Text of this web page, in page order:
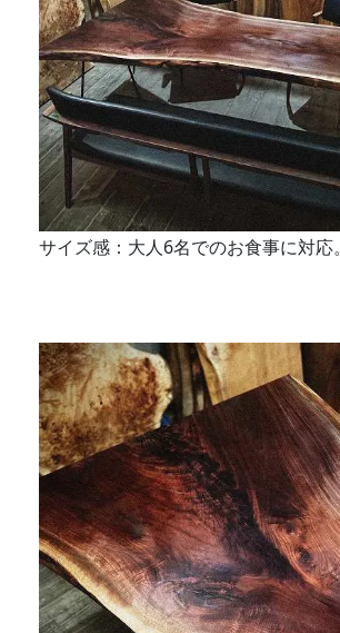
サイズ感：大人6名でのお食事に対応。